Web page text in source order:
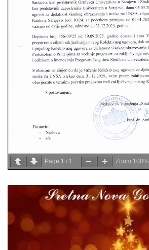
Page 1 / 1 Zoom 100%